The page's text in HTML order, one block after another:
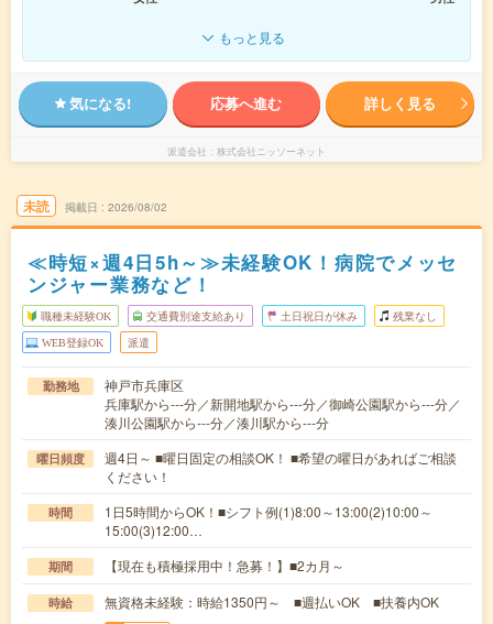
もっと見る
気になる! 応募へ進む 詳しく見る
派遣会社 株式会社ニッソーネット
未読 掲載日 2026/08/02
≪時短×週4日5h～≫未経験OK！病院でメッセ
ンジャー業務など！
職種未経験OK 交通費別途支給あり 土日祝日が休み 残業なし
WEB登録OK 派遣
勤務地
神戸市兵庫区
兵庫駅から---分／新開地駅から---分／御崎公園駅から---分／
湊川公園駅から---分／湊川駅から---分
曜日頻度
週4日～ ■曜日固定の相談OK！ ■希望の曜日があればご相談
ください！
時間
1日5時間からOK！■シフト例(1)8:00～13:00(2)10:00～
15:00(3)12:00…
期間 【現在も積極採用中！急募！】■2カ月～
時給 無資格未経験：時給1350円～ ■週払いOK ■扶養内OK